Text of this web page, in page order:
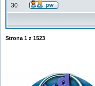
30
Strona 1 z 1523